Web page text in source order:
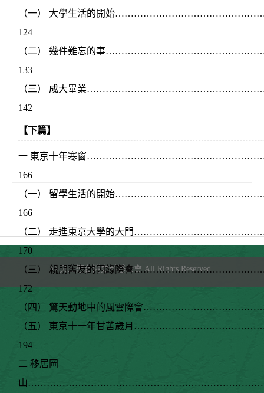
（一） 大學生活的開始
124
（二） 幾件難忘的事
133
（三） 成大畢業
142
【下篇】
一 東京十年寒窗
166
（一） 留學生活的開始
166
（二） 走進東京大學的大門
170
（三） 親朋舊友的因緣際會
172
（四） 驚天動地中的風雲際會
（五） 東京十一年甘苦歲月
194
二 移居岡
山
© 吳三連台灣史料基金會 All Rights Reserved.